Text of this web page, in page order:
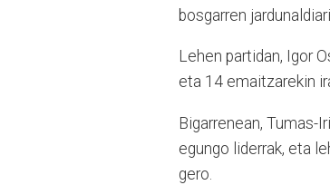
bosgarren
Lehen partidan, Igor
eta 14 emaitzarekin
Bigarrenean, Tumas-
egungo liderrak, eta
gero.